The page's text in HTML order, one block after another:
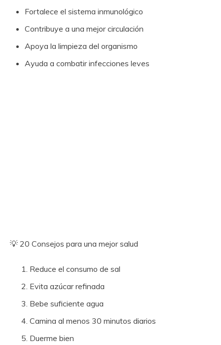
Fortalece el sistema inmunológico
Contribuye a una mejor circulación
Apoya la limpieza del organismo
Ayuda a combatir infecciones leves
💡 20 Consejos para una mejor salud
Reduce el consumo de sal
Evita azúcar refinada
Bebe suficiente agua
Camina al menos 30 minutos diarios
Duerme bien